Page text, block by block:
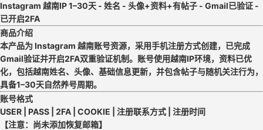
Instagram 越南IP 1–30天 - 姓名 - 头像+资料+有帖子 - Gmail已验证 -
已开启2FA
商品介绍
本产品为 Instagram 越南账号资源，采用手机注册方式创建，已完成
Gmail验证并开启2FA双重验证机制。账号使用越南IP环境，资料已优
化，包括越南姓名、头像、基础信息更新，并包含帖子与随机关注行为，
具备1–30天自然养号周期。
账号格式
USER | PASS | 2FA | COOKIE | 注册联系方式 | 注册时间
【注意：尚未添加恢复邮箱】